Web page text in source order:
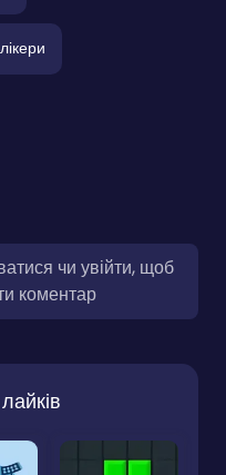
чи увійти, щоб
коментар